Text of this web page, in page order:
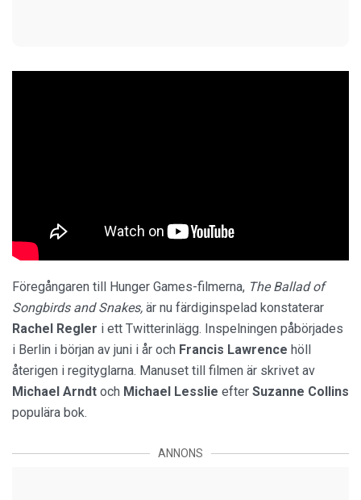
Föregångaren till Hunger Games-filmerna, The Ballad of
Songbirds and Snakes, är nu färdiginspelad konstaterar
Rachel Regler i ett Twitterinlägg. Inspelningen påbörjades
i Berlin i början av juni i år och Francis Lawrence höll
återigen i regityglarna. Manuset till filmen är skrivet av
Michael Arndt och Michael Lesslie efter Suzanne Collins
populära bok.
ANNONS